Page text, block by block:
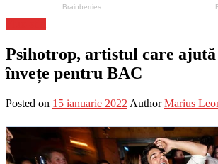
Psihotrop, artistul care ajută
învețe pentru BAC
Posted on 15 ianuarie 2022 Author Marius